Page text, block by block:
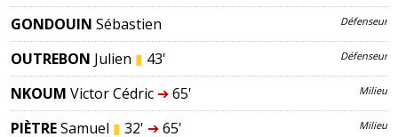
GONDOUIN Sébastien Défenseur
OUTREBON Julien ▮ 43' Défenseur
NKOUM Victor Cédric ➔65' Milieu
PIÈTRESamuel ▮ 32' ➔65' Milieu